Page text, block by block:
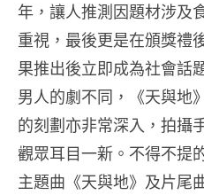
年，讓人推測因題材涉及
重視，最後更是在頒獎禮
果推出後立即成為社會話
男人的劇不同，《天與地
的刻劃亦非常深入，拍攝
觀眾耳目一新。不得不提
主題曲《天與地》及片尾